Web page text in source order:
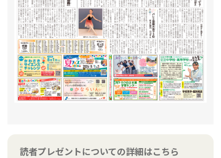
読者プレゼントについての詳細はこちら